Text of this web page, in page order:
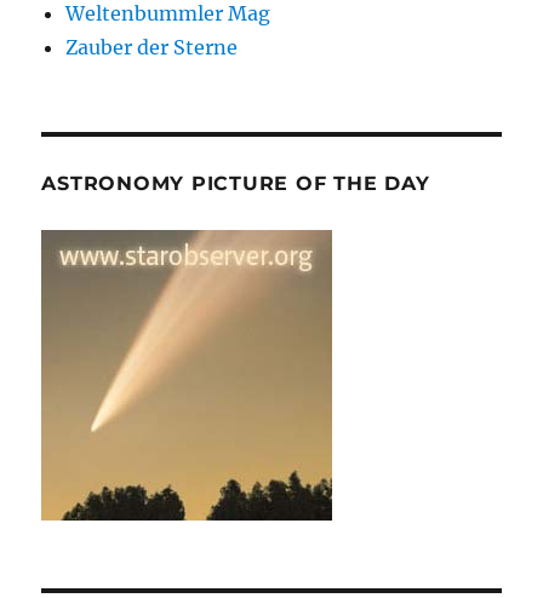
Weltenbummler Mag
Zauber der Sterne
ASTRONOMY PICTURE OF THE DAY